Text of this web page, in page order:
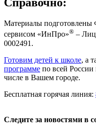
Справочно:
Материалы подготовлены
сервисом «ИнПро»® –
0002491.
Готовим детей к школе, а
программе по всей
числе в Вашем городе.
Бесплатная горячая линия:
Следите за новостями в